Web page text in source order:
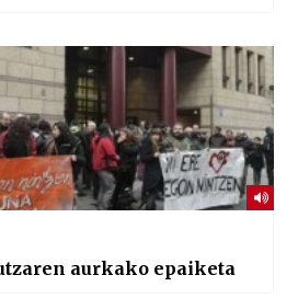
aurkako epaiketa